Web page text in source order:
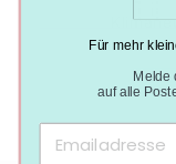
Für mehr
Melde
auf alle